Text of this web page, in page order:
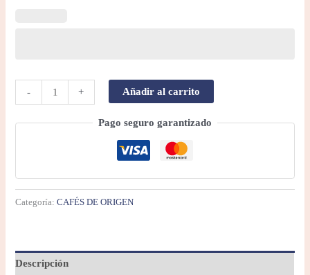
- + Añadir al carrito
Pago seguro garantizado
Categoría:CAFÉS DE ORIGEN
Descripción